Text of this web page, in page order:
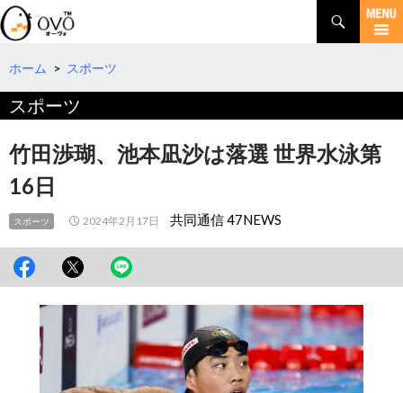
検
索
コ
テ
へ
ホーム > スポーツ
スポーツ
竹田渉瑚、池本凪沙は落選 世界水泳第
16日
スポーツ 2024年2月17日 共同通信 47NEWS